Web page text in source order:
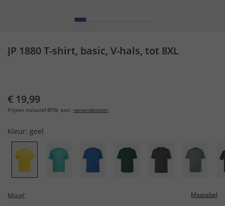
1
JP 1880 T-shirt, basic, V-hals, tot 8XL
€ 19,99
Prijzen inclusief BTW, excl. verzendkosten
Kleur: geel
Maat: Maatabel